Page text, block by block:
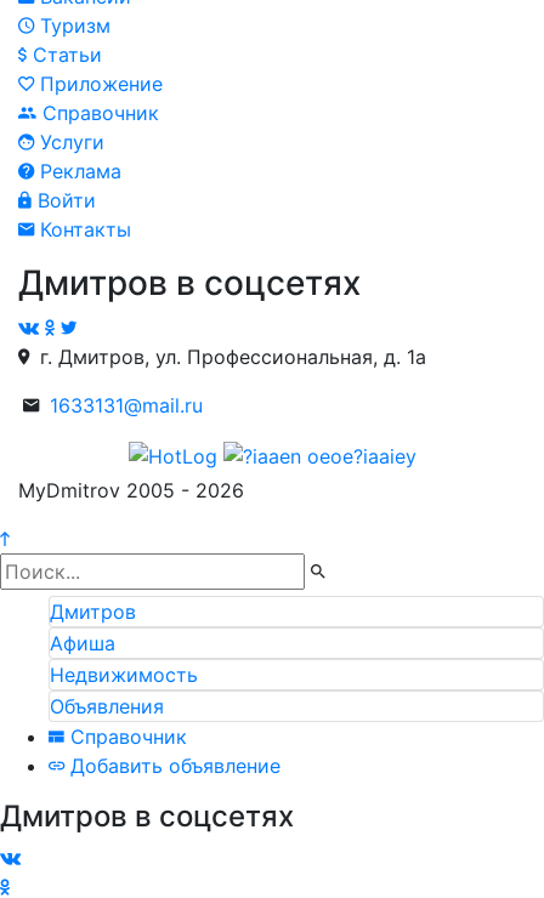
Туризм
Статьи
Приложение
Справочник
Услуги
Реклама
Войти
Контакты
Дмитров в соцсетях
г. Дмитров, ул. Профессиональная, д. 1а
1633131@mail.ru
MyDmitrov 2005 - 2026
Дмитров
Афиша
Недвижимость
Объявления
Справочник
Добавить объявление
Дмитров в соцсетях